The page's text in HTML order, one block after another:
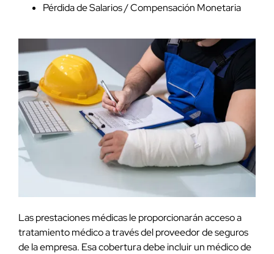
Pérdida de Salarios / Compensación Monetaria
Las prestaciones médicas le proporcionarán acceso a
tratamiento médico a través del proveedor de seguros
de la empresa. Esa cobertura debe incluir un médico de